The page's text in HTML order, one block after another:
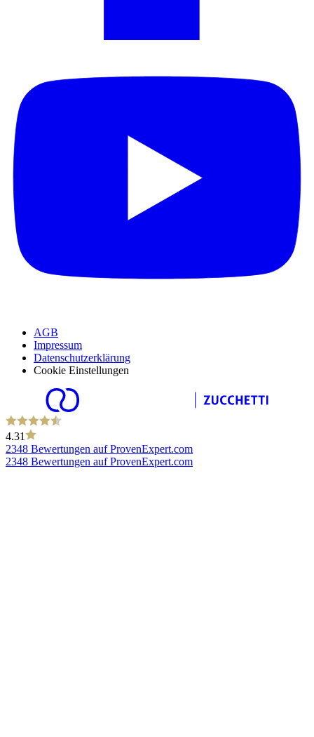
AGB
Impressum
Datenschutzerklärung
Cookie Einstellungen
4.31
2348 Bewertungen auf ProvenExpert.com
2348 Bewertungen auf ProvenExpert.com